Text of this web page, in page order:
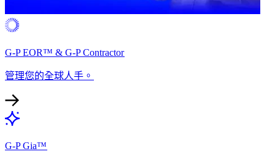
G-P EOR™ & G-P Contractor​​
管理您的全球人手。​​
G-P Gia™​​